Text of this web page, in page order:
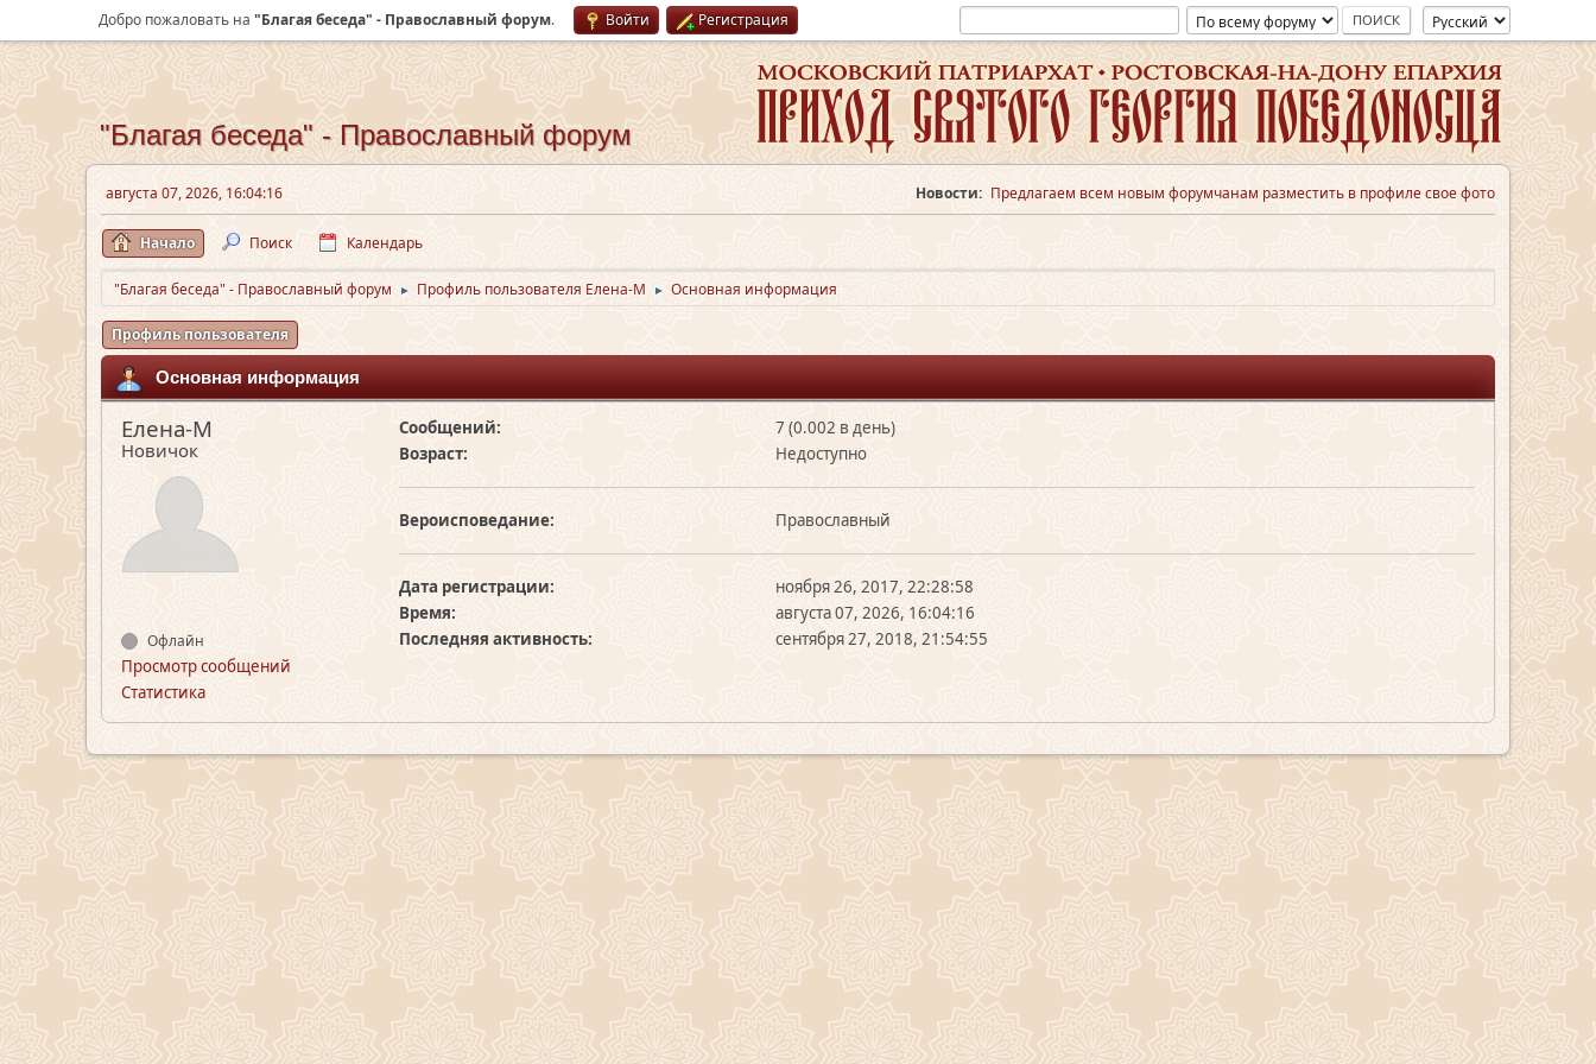
Добро пожаловать на "Благая беседа" - Православный форум. Войти Регистрация
"Благая беседа" - Православный форум
августа 07, 2026, 16:04:16 Новости: Предлагаем всем новым форумчанам разместить в профиле свое фото
Начало Поиск Календарь
"Благая беседа" - Православный форум ► Профиль пользователя Елена-М ► Основная информация
Профиль пользователя
Основная информация
Елена-М
Новичок
Офлайн
Просмотр сообщений
Статистика
Сообщений:
7 (0.002 в день)
Возраст:
Недоступно
Вероисповедание: Православный
Дата регистрации:
ноября 26, 2017, 22:28:58
Время:
августа 07, 2026, 16:04:16
Последняя активность:
сентября 27, 2018, 21:54:55